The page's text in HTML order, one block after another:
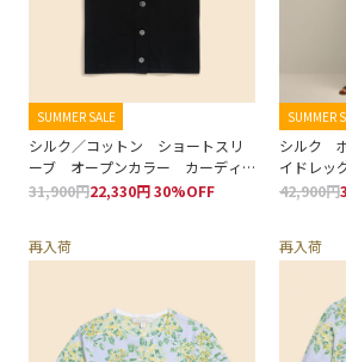
SUMMER SALE
シルク／コットン ショートスリ
ーブ オープンカラー カーディ
ガン
31,900円22,330円 30%OFF
SUMMER
シルク
イドレッ
42,900円
再入荷 再入荷